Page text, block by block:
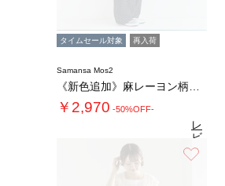
タイムセール対象 再入荷
Samansa Mos2
￥2,970 -50%OFF-
4.6
レ
ビ
ュ
ー